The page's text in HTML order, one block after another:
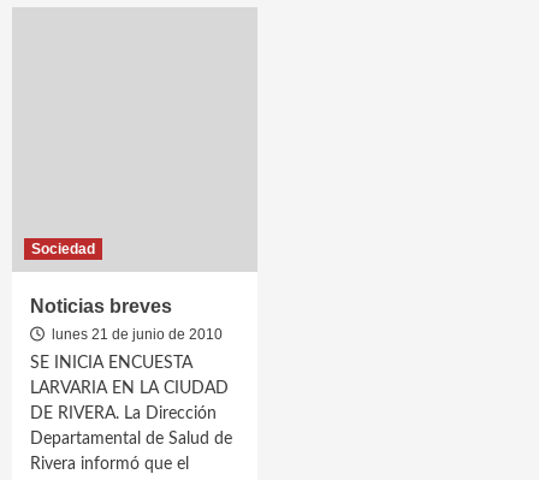
Sociedad
Noticias breves
lunes 21 de junio de 2010
SE INICIA ENCUESTA
LARVARIA EN LA CIUDAD
DE RIVERA. La Dirección
Departamental de Salud de
Rivera informó que el